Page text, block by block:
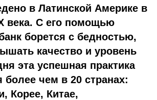
в Латинской Америке в
века. С его помощью
борется с бедностью,
качество и уровень
эта успешная практика
более чем в 20 странах:
Корее, Китае,